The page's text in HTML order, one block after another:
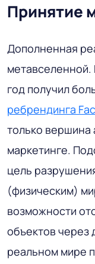
Принятие
Дополненная
год получил
ребрендинга
только вершина
маркетинге.
цель
(физическим)
возможности
объектов через
реальном мире